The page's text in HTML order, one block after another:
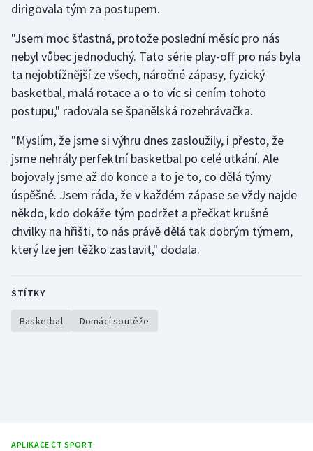
dirigovala tým za postupem.
"Jsem moc šťastná, protože poslední měsíc pro nás
nebyl vůbec jednoduchý. Tato série play-off pro nás byla
ta nejobtížnější ze všech, náročné zápasy, fyzický
basketbal, malá rotace a o to víc si cením tohoto
postupu," radovala se španělská rozehrávačka.
"Myslím, že jsme si výhru dnes zasloužily, i přesto, že
jsme nehrály perfektní basketbal po celé utkání. Ale
bojovaly jsme až do konce a to je to, co dělá týmy
úspěšné. Jsem ráda, že v každém zápase se vždy najde
někdo, kdo dokáže tým podržet a přečkat krušné
chvilky na hřišti, to nás právě dělá tak dobrým týmem,
který lze jen těžko zastavit," dodala.
ŠTÍTKY
Basketbal Domácí soutěže
APLIKACE ČT SPORT